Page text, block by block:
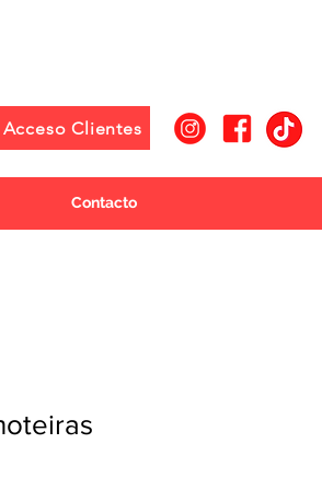
Acceso Clientes
Contacto